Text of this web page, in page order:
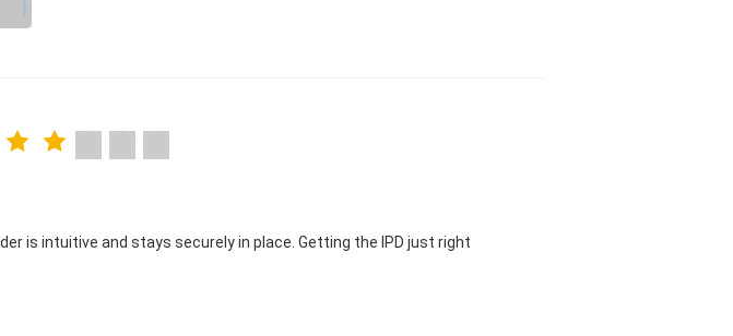
is intuitive and stays securely in place. Getting the IPD just right